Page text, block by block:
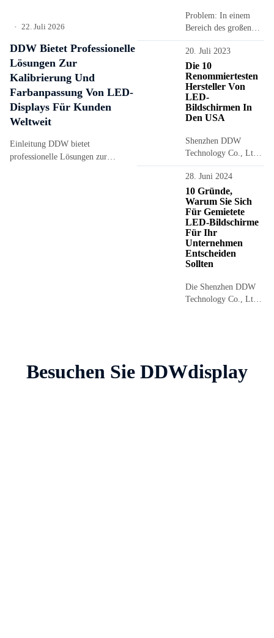
• 22. Juli 2026
DDW Bietet Professionelle
Lösungen Zur
Kalibrierung Und
Farbanpassung Von LED-
Displays Für Kunden
Weltweit
Einleitung DDW bietet
professionelle Lösungen zur
Problem: In einem
Bereich des großen
LED-Bildschirms ist
die Anzeige der
Platine fehlerhaft,
zum Beispiel...
20. Juli 2023
Die 10
Renommiertesten
Hersteller Von
LED-
Bildschirmen In
Den USA
Shenzhen DDW
Technology Co., Ltd.
ist ein professioneller
Hersteller und
Entwickler von LED-
Bildschirmen in
Shenzhen. Herzlich
willkommen bei...
28. Juni 2024
10 Gründe,
Warum Sie Sich
Für Gemietete
LED-Bildschirme
Für Ihr
Unternehmen
Entscheiden
Sollten
Die Shenzhen DDW
Technology Co., Ltd.
Besuchen Sie DDWdisplay